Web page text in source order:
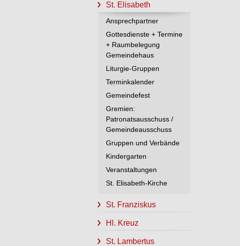
St. Elisabeth
Ansprechpartner
Gottesdienste + Termine
+ Raumbelegung
Gemeindehaus
Liturgie-Gruppen
Terminkalender
Gemeindefest
Gremien:
Patronatsausschuss /
Gemeindeausschuss
Gruppen und Verbände
Kindergarten
Veranstaltungen
St. Elisabeth-Kirche
St. Franziskus
Hl. Kreuz
St. Lambertus